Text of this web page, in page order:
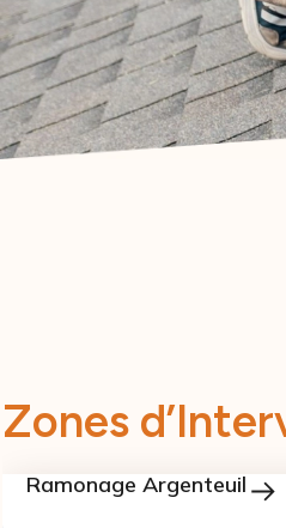
Zones
Ramonage Argenteuil